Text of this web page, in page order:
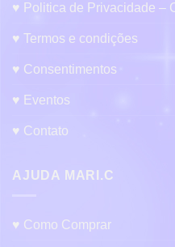
♥ Politica de Privacidade –
♥ Termos e condições
♥ Consentimentos
♥ Eventos
♥ Contato
AJUDA MARI.C
♥ Como Comprar